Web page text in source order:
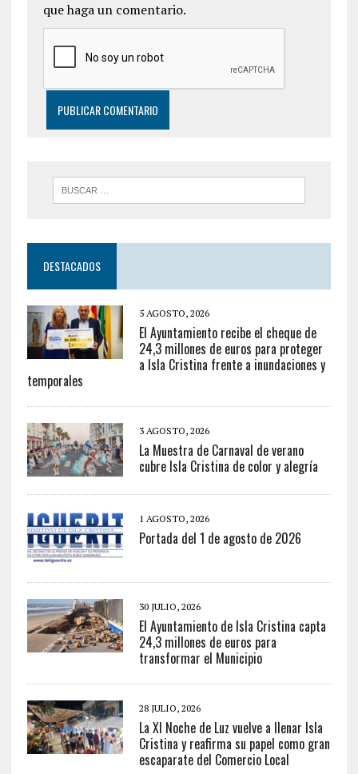
que haga un comentario.
DESTACADOS
5 AGOSTO, 2026
El Ayuntamiento recibe el cheque de
24,3 millones de euros para proteger
a Isla Cristina frente a inundaciones y
temporales
3 AGOSTO, 2026
La Muestra de Carnaval de verano
cubre Isla Cristina de color y alegría
1 AGOSTO, 2026
Portada del 1 de agosto de 2026
30 JULIO, 2026
El Ayuntamiento de Isla Cristina capta
24,3 millones de euros para
transformar el Municipio
28 JULIO, 2026
La XI Noche de Luz vuelve a llenar Isla
Cristina y reafirma su papel como gran
escaparate del Comercio Local